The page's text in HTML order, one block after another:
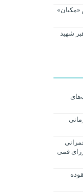
«مکیان»
شهید
قمی